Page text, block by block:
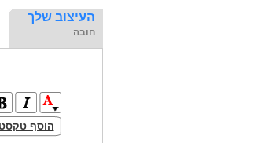
העיצוב שלך
חובה